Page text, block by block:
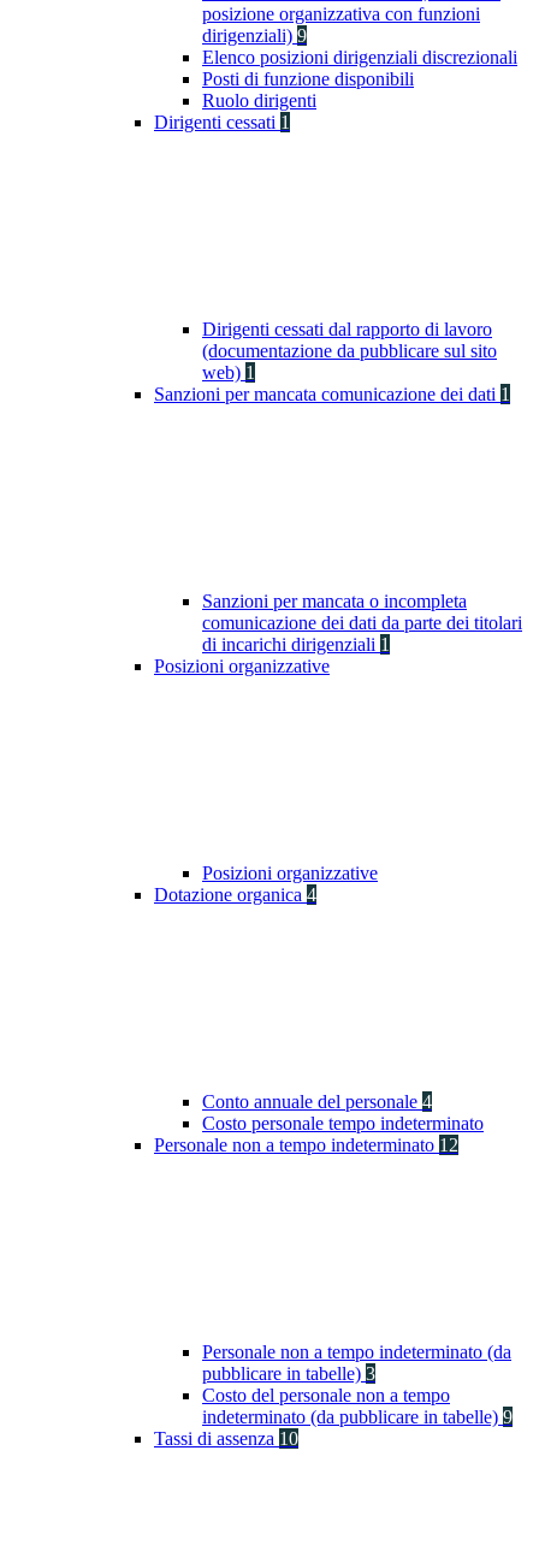
posizione organizzativa con funzioni
dirigenziali) 9
Elenco posizioni dirigenziali discrezionali
Posti di funzione disponibili
Ruolo dirigenti
Dirigenti cessati 1
Dirigenti cessati dal rapporto di lavoro
(documentazione da pubblicare sul sito
web) 1
Sanzioni per mancata comunicazione dei dati 1
Sanzioni per mancata o incompleta
comunicazione dei dati da parte dei titolari
di incarichi dirigenziali 1
Posizioni organizzative
Posizioni organizzative
Dotazione organica 4
Conto annuale del personale 4
Costo personale tempo indeterminato
Personale non a tempo indeterminato 12
Personale non a tempo indeterminato (da
pubblicare in tabelle) 3
Costo del personale non a tempo
indeterminato (da pubblicare in tabelle) 9
Tassi di assenza 10